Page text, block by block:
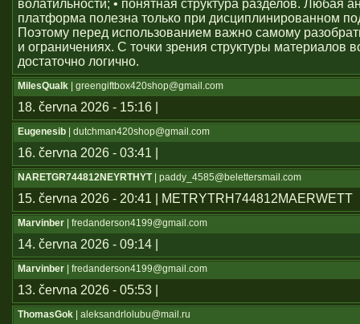
волатильности; • понятная структура разделов. Любая
платформа полезна только при дисциплинированном
Поэтому перед использованием важно самому
и ограничениях. С точки зрения структуры материалов
достаточно логично.
MilesQualk | greengiftbox420shop@gmail.com
18. června 2026 - 15:16 |
Eugenesib | dutchman420shop@gmail.com
16. června 2026 - 03:41 |
NARETGR744812NEYRTHYT| paddy_4585@belettersmail.com
15. června 2026 - 20:41 | METRYTRH744812MAERWETT
Marvinber | fredanderson4199@gmail.com
14. června 2026 - 09:14 |
Marvinber | fredanderson4199@gmail.com
13. června 2026 - 05:53 |
ThomasGok | aleksandrlolubu@mail.ru